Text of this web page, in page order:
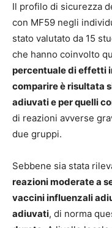
Il profilo di sicurezza
con MF59 negli
stato valutato da 15
che hanno coinvolto
percentuale di effetti
comparire è risultata
adiuvati e per quelli
di reazioni avverse
due gruppi.
Sebbene sia stata
reazioni moderate a
vaccini influenzali
adiuvati, di norma